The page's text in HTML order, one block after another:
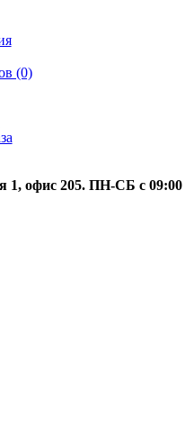
(0)
1, офис 205. ПН-СБ с 09:00